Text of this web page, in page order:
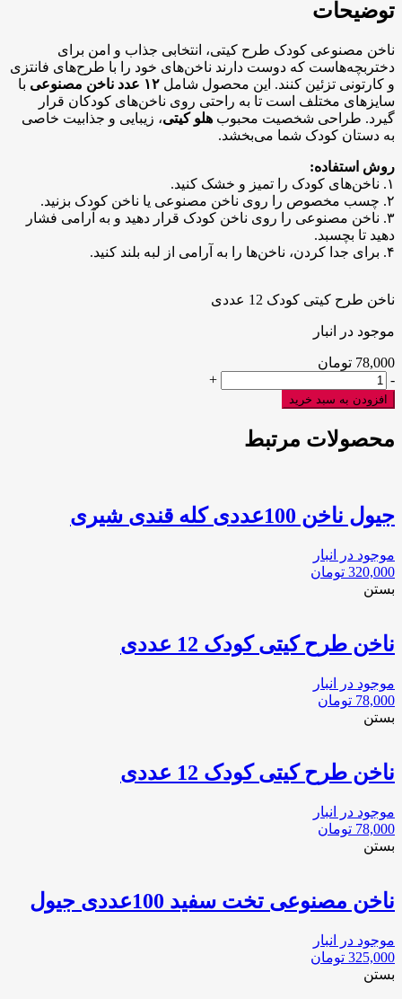
عدد
توضیحات
ناخن مصنوعی کودک طرح کیتی، انتخابی جذاب و امن برای
دختربچه‌هاست که دوست دارند ناخن‌های خود را با طرح‌های فانتزی
و کارتونی تزئین کنند. این محصول شامل ۱۲ عدد ناخن مصنوعی
با
سایزهای مختلف است تا به راحتی روی ناخن‌های کودکان قرار
گیرد. طراحی شخصیت محبوب هلو کیتی، زیبایی و جذابیت خاصی
به دستان کودک شما می‌بخشد.
روش استفاده:
۱. ناخن‌های کودک را تمیز و خشک کنید.
۲. چسب مخصوص را روی ناخن مصنوعی یا ناخن کودک بزنید.
۳. ناخن مصنوعی را روی ناخن کودک قرار دهید و به آرامی فشار
دهید تا بچسبد.
۴. برای جدا کردن، ناخن‌ها را به آرامی از لبه بلند کنید.
ناخن طرح کیتی کودک 12 عددی
موجود در انبار
78,000 تومان
ناخن
طرح
کیتی
12
-
+
افزودن به سبد خرید
محصولات مرتبط
جیول ناخن 100عددی کله قندی شیری
موجود در انبار
320,000 تومان
بستن
ناخن طرح کیتی کودک 12 عددی
موجود در انبار
78,000 تومان
بستن
ناخن طرح کیتی کودک 12 عددی
موجود در انبار
78,000 تومان
بستن
ناخن مصنوعی تخت سفید 100عددی جیول
موجود در انبار
325,000 تومان
بستن